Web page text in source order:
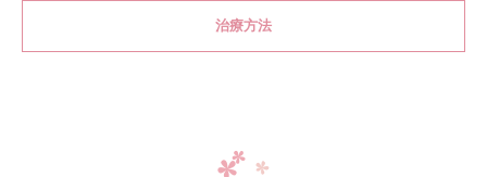
治療方法